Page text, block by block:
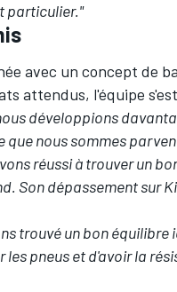
particulier."
avec un concept de
attendus, l'équipe
développions
que nous sommes
réussi à trouver un
Son dépassement sur
trouvé un bon
les pneus et d'avoir la